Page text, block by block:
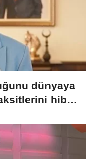
dünyaya
hibe